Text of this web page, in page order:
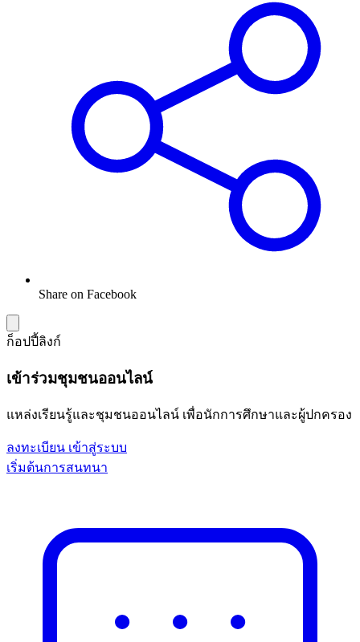
Share on Facebook
ก็อปปี้ลิงก์
เข้าร่วมชุมชนออนไลน์
แหล่งเรียนรู้และชุมชนออนไลน์ เพื่อนักการศึกษาและผู้ปกครอง
ลงทะเบียน เข้าสู่ระบบ
เริ่มต้นการสนทนา